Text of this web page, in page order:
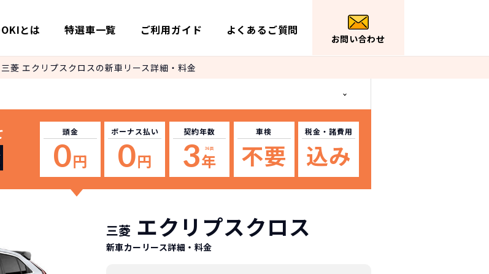
とは 特選車一覧 ご利用ガイド よくあるご質問
お問い合わせ
三菱 エクリプスクロスの新車リース詳細・料金
頭金
0円
ボーナス払い
0円
契約年数
3年
36回
車検
不要
税金 ・諸費用
込み
三菱 エクリプスクロス
新車カーリース詳細 ・料金